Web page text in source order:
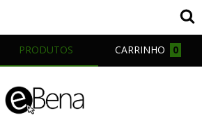
PRODUTOS CARRINHO 0